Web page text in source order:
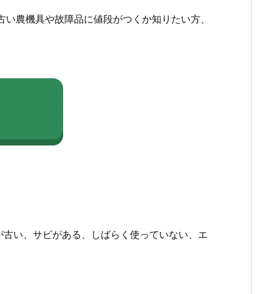
農機具や故障品に値段がつくか知りたい方、
い、サビがある、しばらく使っていない、エ